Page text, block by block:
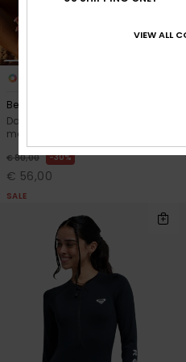
Beach Classic
Dames Zwart Eendelig Badpak
met Lange Mouw
€ 80,00 30%
€ 56,00
SALE
VIEW ALL